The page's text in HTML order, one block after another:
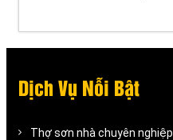
Dịch Vụ Nỗi Bật
Thợ sơn nhà chuyên nghiệp